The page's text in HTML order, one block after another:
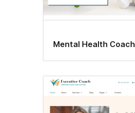
Mental Health Coach